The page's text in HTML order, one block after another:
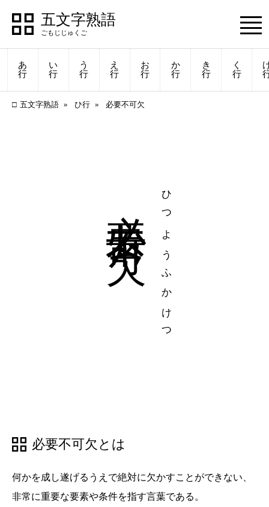
五文字熟語
あ
行
い
行
う
行
え
行
お
行
か
行
き
行
く
行
五文字熟語 ひ行 必要不可欠
ひつようふかけつ
必要不可欠とは
何かを成し遂げるうえで絶対に欠かすことができない、
非常に重要な要素や条件を指す言葉である。